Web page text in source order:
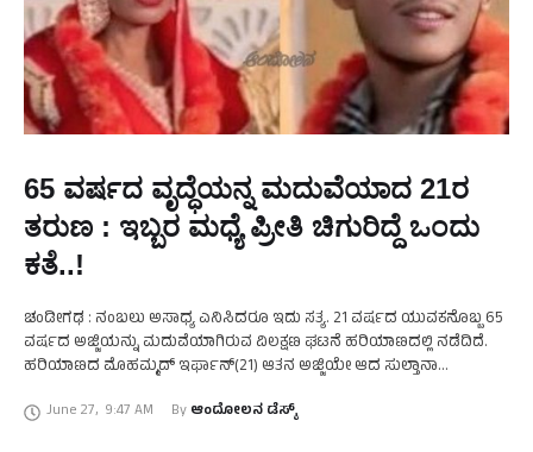
65 ವರ್ಷದ ವೃದ್ಧೆಯನ್ನ ಮದುವೆಯಾದ 21ರ
ತರುಣ : ಇಬ್ಬರ ಮಧ್ಯೆ ಪ್ರೀತಿ ಚಿಗುರಿದ್ದೆ ಒಂದು
ಕತೆ..!
ಚಂಡೀಗಢ : ನಂಬಲು ಅಸಾಧ್ಯ ಎನಿಸಿದರೂ ಇದು ಸತ್ಯ. 21 ವರ್ಷದ ಯುವಕನೊಬ್ಬ 65
ವರ್ಷದ ಅಜ್ಜಿಯನ್ನು ಮದುವೆಯಾಗಿರುವ ವಿಲಕ್ಷಣ ಘಟನೆ ಹರಿಯಾಣದಲ್ಲಿ ನಡೆದಿದೆ.
ಹರಿಯಾಣದ ಮೊಹಮ್ಮದ್ ಇರ್ಫಾನ್(21) ಆತನ ಅಜ್ಜಿಯೇ ಆದ ಸುಲ್ತಾನಾ
June 27, 9:47 AM By ಆಂದೋಲನ ಡೆಸ್ಕ್